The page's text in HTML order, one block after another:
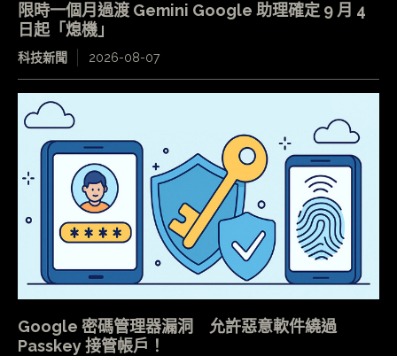
限時一個月過渡 Gemini Google 助理確定 9 月 4
日起「熄機」
科技新聞 2026-08-07
Google 密碼管理器漏洞 允許惡意軟件繞過
Passkey 接管帳戶！